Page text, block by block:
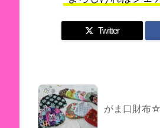
Twitter
がま口財布